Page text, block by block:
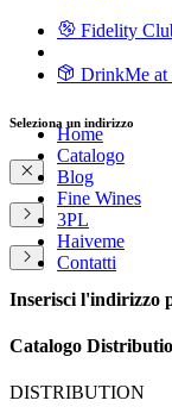
Fidelity
DrinkMe at
Home
Catalogo
Blog
Fine Wines
3PL
Haiveme
Contatti
Seleziona un indirizzo
Inserisci l'indirizzo
Catalogo
DISTRIBUTION